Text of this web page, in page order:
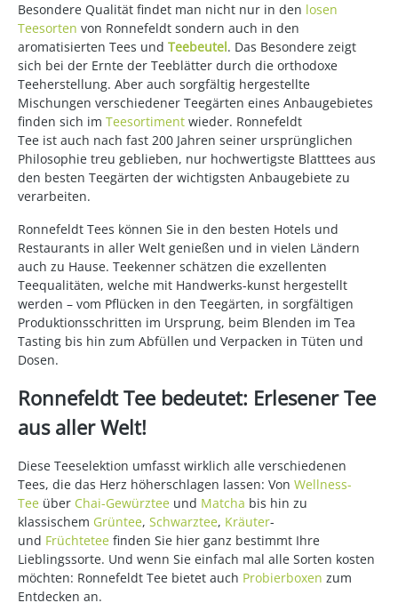
Besondere Qualität findet man nicht nur in den losen
Teesorten von Ronnefeldt sondern auch in den
aromatisierten Tees und Teebeutel. Das Besondere zeigt
sich bei der Ernte der Teeblätter durch die orthodoxe
Teeherstellung. Aber auch sorgfältig hergestellte
Mischungen verschiedener Teegärten eines Anbaugebietes
finden sich im Teesortiment wieder. Ronnefeldt
Tee ist auch nach fast 200 Jahren seiner ursprünglichen
Philosophie treu geblieben, nur hochwertigste Blatttees aus
den besten Teegärten der wichtigsten Anbaugebiete zu
verarbeiten.
Ronnefeldt Tees können Sie in den besten Hotels und
Restaurants in aller Welt genießen und in vielen Ländern
auch zu Hause. Teekenner schätzen die exzellenten
Teequalitäten, welche mit Handwerks-kunst hergestellt
werden – vom Pflücken in den Teegärten, in sorgfältigen
Produktionsschritten im Ursprung, beim Blenden im Tea
Tasting bis hin zum Abfüllen und Verpacken in Tüten und
Dosen.
Ronnefeldt Tee bedeutet: Erlesener Tee
aus aller Welt!
Diese Teeselektion umfasst wirklich alle verschiedenen
Tees, die das Herz höherschlagen lassen: Von Wellness-
Tee über Chai-Gewürztee und Matcha bis hin zu
klassischem Grüntee, Schwarztee, Kräuter-
und Früchtetee finden Sie hier ganz bestimmt Ihre
Lieblingssorte. Und wenn Sie einfach mal alle Sorten kosten
möchten: Ronnefeldt Tee bietet auch Probierboxen zum
Entdecken an.